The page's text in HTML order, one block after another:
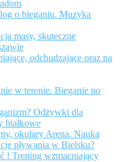
o bieganiu. Muzyka
masy, skuteczne
odchudzające oraz na
w terenie. Bieganie po
Odżywki dla
białkowe
okulary Arena. Nauka
pływania w Bielsku?
! Trening wzmacniający